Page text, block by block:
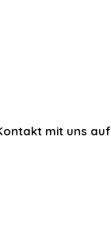
mit uns auf